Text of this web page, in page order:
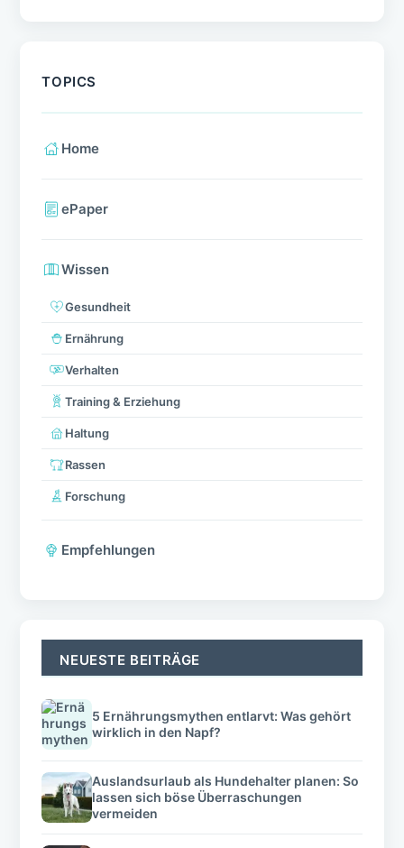
TOPICS
Home
ePaper
Wissen
Gesundheit
Ernährung
Verhalten
Training & Erziehung
Haltung
Rassen
Forschung
Empfehlungen
NEUESTE BEITRÄGE
5 Ernährungsmythen entlarvt: Was gehört
wirklich in den Napf?
Auslandsurlaub als Hundehalter planen: So
lassen sich böse Überraschungen
vermeiden